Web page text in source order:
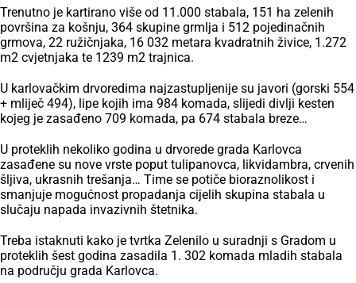
Trenutno je kartirano više od 11.000 stabala, 151 ha zelenih
površina za košnju, 364 skupine grmlja i 512 pojedinačnih
grmova, 22 ružičnjaka, 16 032 metara kvadratnih živice, 1.272
m2 cvjetnjaka te 1239 m2 trajnica.
U karlovačkim drvoredima najzastupljenije su javori (gorski 554
+ mliječ 494), lipe kojih ima 984 komada, slijedi divlji kesten
kojeg je zasađeno 709 komada, pa 674 stabala breze…
U proteklih nekoliko godina u drvorede grada Karlovca
zasađene su nove vrste poput tulipanovca, likvidambra, crvenih
šljiva, ukrasnih trešanja… Time se potiče bioraznolikost i
smanjuje mogućnost propadanja cijelih skupina stabala u
slučaju napada invazivnih štetnika.
Treba istaknuti kako je tvrtka Zelenilo u suradnji s Gradom u
proteklih šest godina zasadila 1. 302 komada mladih stabala
na području grada Karlovca.